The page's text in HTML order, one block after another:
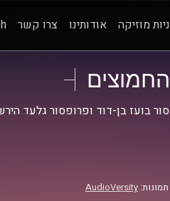
מוזיקה אודותינו צרו קשר
החמוצים
בועז בן-דוד ופרופסור גלעד
AudioVersity